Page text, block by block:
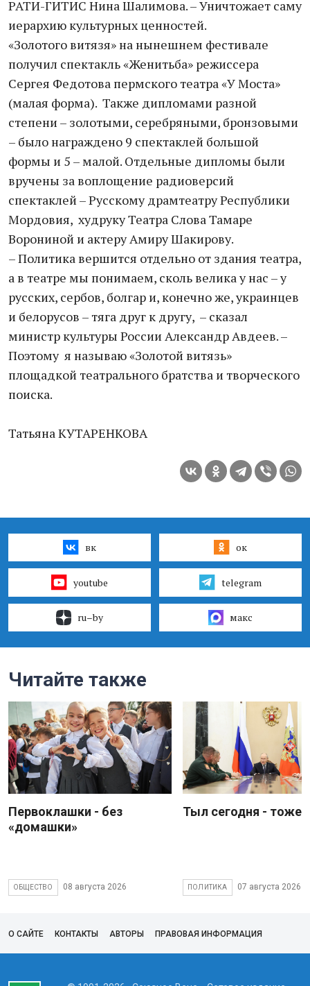
РАТИ-ГИТИС Нина Шалимова. – Уничтожает саму
иерархию культурных ценностей.
«Золотого витязя» на нынешнем фестивале
получил спектакль «Женитьба» режиссера
Сергея Федотова пермского театра «У Моста»
(малая форма). Также дипломами разной
степени – золотыми, серебряными, бронзовыми
– было награждено 9 спектаклей большой
формы и 5 – малой. Отдельные дипломы были
вручены за воплощение радиоверсий
спектаклей – Русскому драмтеатру Республики
Мордовия, худруку Театра Слова Тамаре
Ворониной и актеру Амиру Шакирову.
– Политика вершится отдельно от здания театра,
а в театре мы понимаем, сколь велика у нас – у
русских, сербов, болгар и, конечно же, украинцев
и белорусов – тяга друг к другу, – сказал
министр культуры России Александр Авдеев. –
Поэтому я называю «Золотой витязь»
площадкой театрального братства и творческого
поиска.
Татьяна КУТАРЕНКОВА
вк ок
youtube telegram
ru–by макс
Читайте также
Первоклашки - без
«домашки»
ОБЩЕСТВО 08 августа 2026
Тыл сегодня - тоже
ПОЛИТИКА 07 августа 2026
О САЙТЕ КОНТАКТЫ АВТОРЫ ПРАВОВАЯ ИНФОРМАЦИЯ